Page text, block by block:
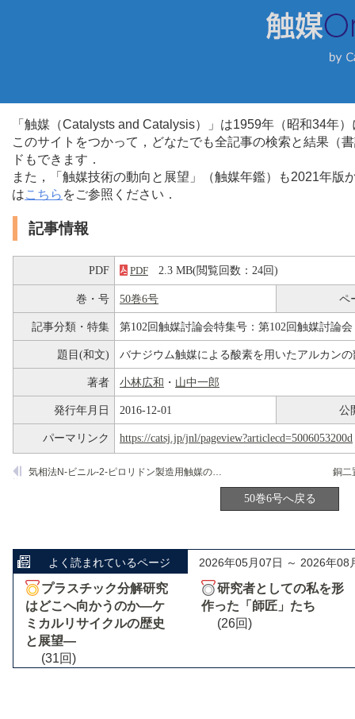
「触媒（Catalysts and Catalysis）」は1959年（昭和34年
このサイトをつかって，どなたでも全記事の検索と結果（
ドもできます．
また，「触媒技術の動向と展望」（触媒年鑑）も2021年
はこちら をご参照ください．
記事情報
PDF PDF 2.3 MB(閲覧回数：24回)
巻・号 50巻6号 ペ
記事分類・特集 第102回触媒討論会特集号：第102回触媒討論会
題目(和文) バナジウム触媒による酸素を用いたアルカン
著者 小林広和 ・ 山中一郎
発行年月日 2016-12-01 公
パーマリンク https://catsj.jp/jnl/pageview?articlecd=5006053200d
気相法N-ビニル-2-ピロリドン製造用触媒の開発と工業化
50巻6号へ戻る
よく読まれているページ 2026年05月07日 ～ 2026年08
プラスチック分解研究
はどこへ向かうのか―ケ
ミカルリサイクルの歴史
と展望―
(31回)
研究者としての私を形
作った「師匠」たち
(26回)